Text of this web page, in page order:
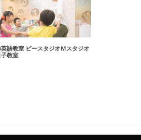
語教室 ビースタジオＭスタジオ
教室